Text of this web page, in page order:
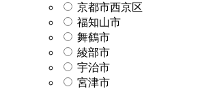
京都市西京区
福知山市
舞鶴市
綾部市
宇治市
宮津市